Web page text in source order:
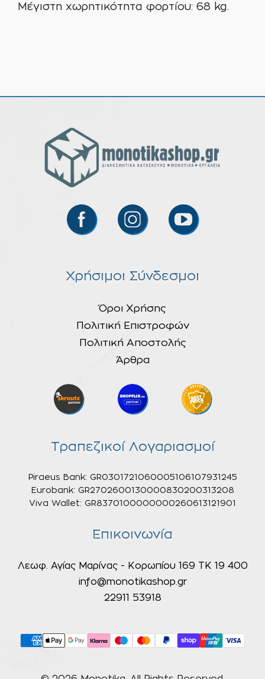
Μέγιστη χωρητικότητα φορτίου: 68 kg.
Χρήσιμοι Σύνδεσμοι
Όροι Χρήσης
Πολιτική Επιστροφών
Πολιτική Αποστολής
Άρθρα
Τραπεζικοί Λογαριασμοί
Piraeus Bank: GR0301721060005106107931245
Eurobank: GR2702600130000830200313208
Viva Wallet: GR8370100000000260613121901
Επικοινωνία
Λεωφ. Αγίας Μαρίνας - Κορωπίου 169 ΤΚ 19 400
info@monotikashop.gr
22911 53918